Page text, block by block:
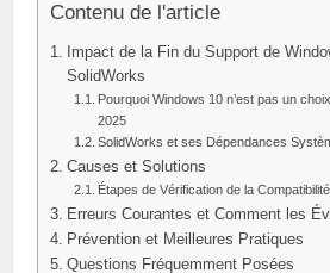
Contenu de l'article
Impact de la Fin du Support de
SolidWorks
Pourquoi Windows 10 n’est pas un
2025
SolidWorks et ses Dépendances
Causes et Solutions
Étapes de Vérification de la Compatibilité
Erreurs Courantes et Comment les
Prévention et Meilleures Pratiques
Questions Fréquemment Posées